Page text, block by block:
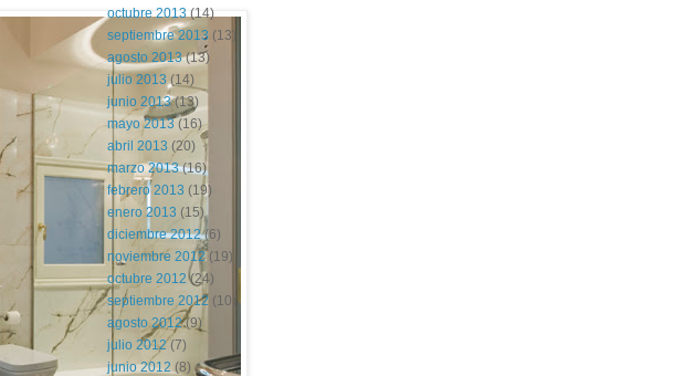
octubre 2013(14)
septiembre 2013 (13)
agosto 2013(13)
julio 2013(14)
junio 2013(13)
mayo 2013 (16)
abril 2013 (20)
marzo 2013(16)
febrero 2013 (19)
enero 2013 (15)
diciembre 2012(6)
noviembre 2012 (19)
octubre 2012(24)
septiembre 2012 (10)
agosto 2012(9)
julio 2012(7)
junio 2012 (8)